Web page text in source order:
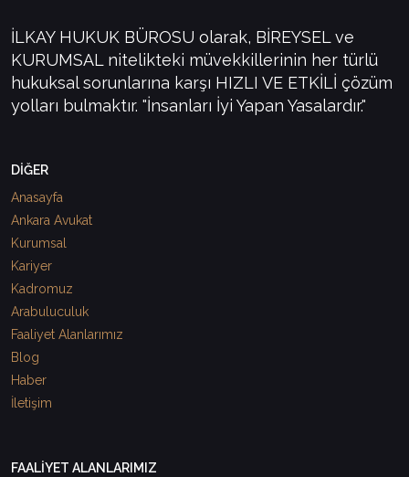
İLKAY HUKUK BÜROSU olarak, BİREYSEL ve
KURUMSAL nitelikteki müvekkillerinin her türlü
hukuksal sorunlarına karşı HIZLI VE ETKİLİ çözüm
yolları bulmaktır. "İnsanları İyi Yapan Yasalardır."
DİĞER
Anasayfa
Ankara Avukat
Kurumsal
Kariyer
Kadromuz
Arabuluculuk
Faaliyet Alanlarımız
Blog
Haber
İletişim
FAALİYET ALANLARIMIZ